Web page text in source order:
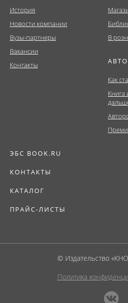
История
Новости компании
Вузы-партнеры
Вакансии
Контакты
В
Как
Книга
ЭБС BOOK.RU
КОНТАКТЫ
КАТАЛОГ
ПРАЙС-ЛИСТЫ
© Издательство
Политика